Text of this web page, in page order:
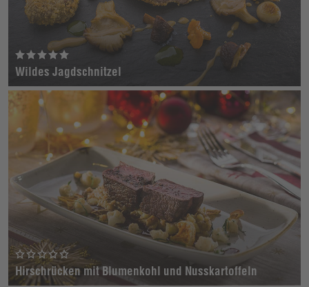
Wildes Jagdschnitzel
Hirschrücken mit Blumenkohl und Nusskartoffeln